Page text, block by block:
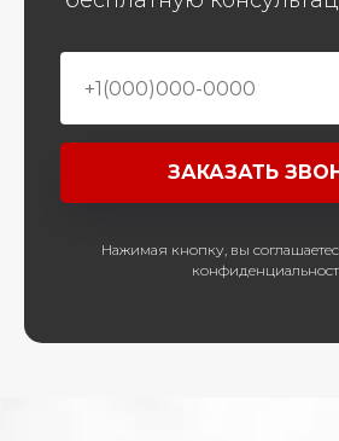
ЗАКАЗАТЬ
Нажимая кнопку, вы